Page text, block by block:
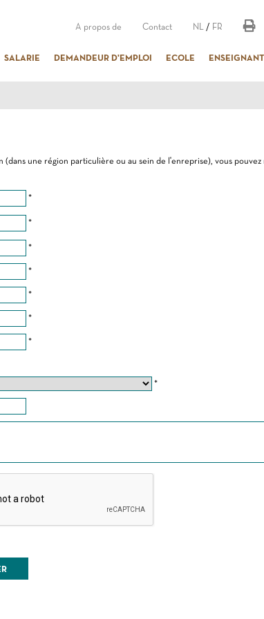
A propos de Contact NL / FR
SALARIE DEMANDEUR D'EMPLOI ECOLE ENSEIGNANT
une région particulière ou au sein de l'enreprise), vous
*
*
*
*
*
*
*
*